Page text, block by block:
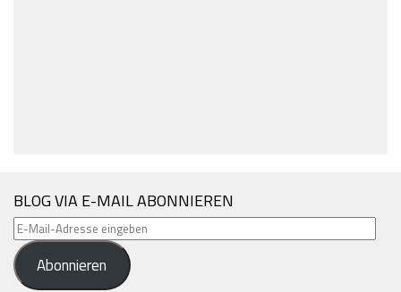
BLOG VIA E-MAIL ABONNIEREN
E-
Mail-
AdresseAbonnieren